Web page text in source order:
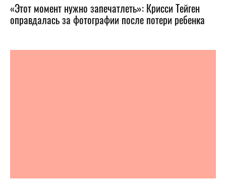
«Этот момент нужно запечатлеть»: Крисси Тейген
оправдалась за фотографии после потери ребенка